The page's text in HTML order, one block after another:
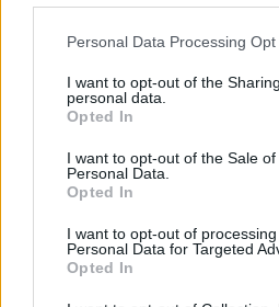
Please note that this website/app
not limited to your visit or usage
grant or deny consent to Google
use your data for below specified
consent section.
Personal Data Processing
I want to opt-out of the
personal data.
Opted In
I want to opt-out of the Sale of
Personal Data.
Opted In
I want to opt-out of
Personal Data for Targeted
Opted In
ΑΣΕΠ: Πιστοποίηση
μόνο 2 ημέρες στα
ΑΣΕΠ: Εξ
Πιστοποίηση
μέρες